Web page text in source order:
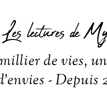
Les lectures de
de vies,
- Depuis